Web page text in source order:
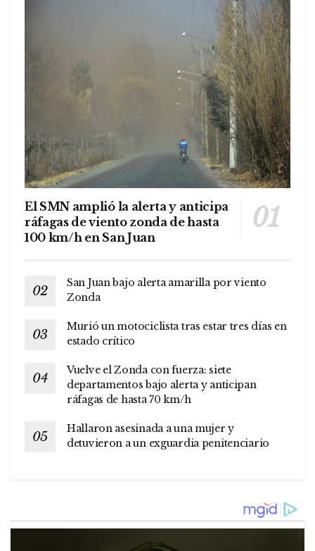
El SMN amplió la alerta y anticipa
ráfagas de viento zonda de hasta
100 km/h en San Juan
San Juan bajo alerta amarilla por viento
Zonda
Murió un motociclista tras estar tres días en
estado crítico
Vuelve el Zonda con fuerza: siete
departamentos bajo alerta y anticipan
ráfagas de hasta 70 km/h
Hallaron asesinada a una mujer y
detuvieron a un exguardia penitenciario